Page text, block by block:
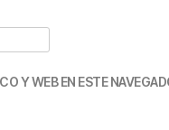
Y WEB EN ESTE